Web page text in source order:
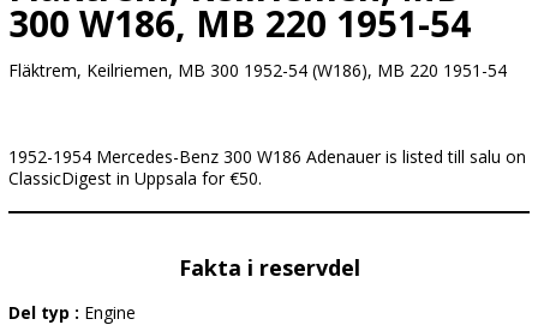
300 W186, MB 220 1951-54
Fläktrem, Keilriemen, MB 300 1952-54 (W186), MB 220 1951-54
1952-1954 Mercedes-Benz 300 W186 Adenauer is listed till salu on
ClassicDigest in Uppsala for €50.
Fakta i reservdel
Del typ : Engine